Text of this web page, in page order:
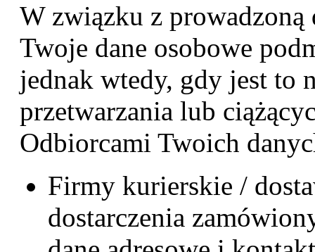
W związku z prowadzoną
Twoje dane osobowe
jednak wtedy, gdy jest to
przetwarzania lub
Odbiorcami Twoich
Firmy kurierskie /
dostarczenia